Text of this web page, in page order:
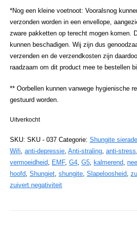
*Nog een kleine voetnoot: Vooralsnog
verzonden worden in een envellope,
zware pakketten op terecht mogen komen.
kunnen beschadigen. Wij zijn dus
verzenden en de verzendkosten zijn
raadzaam om dit product mee te bestellen
** Oorbellen kunnen vanwege hygienische
gestuurd worden.
Uitverkocht
SKU: SKU - 037 Categorie: Shungite
Wifi, anti-depressie, Anti-straling, anti-stress,
vermoeidheid, EMF, G4, G5, kalmerend,
hoofd, Shungiet, shungite, Slapeloosheid,
zuivert negativiteit